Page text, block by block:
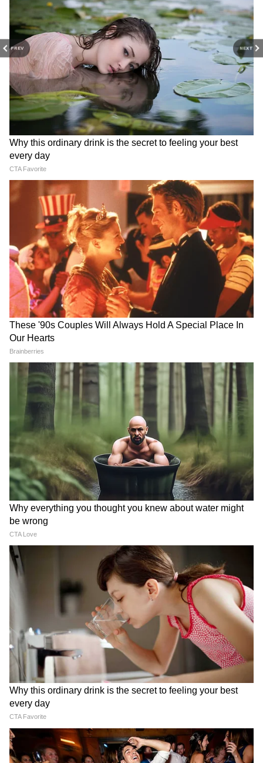
PREV NEXT
- दूतावास ने X पर एक पोस्ट में कहा, “दूतावास श्री
निशांत उइरथानाथन के मामले में स्थानीय ओमानी
अधिकारियों, बंदरगाह अधिकारियों और शिपिंग कंपनी के
साथ लगातार संपर्क में है, जिनकी दुर्भाग्य से मेडिकल
कारणों से एमटी सेलेस्टियल जहाज पर मृत्यु हो गई।
जहाज के जल्द ही दुक्म बंदरगाह पर पहुंचने की उम्मीद
है। शव को जहाज से जल्द से जल्द लाने के लिए जरूरी
इंतजाम कर लिए गए हैं। मिशन परिवार के संपर्क में है
और शव को जल्द से जल्द भारत वापस भेजने के लिए
सभी औपचारिकताओं में मदद कर रहा है।”
आवाज — गांव-कस्बों से लेकर पटना तक की ताज़ा रिपोर्ट,
कहानी और अपडेट के साथ, सिर्फ Asianet News
Hindi पर।
RECOMMENDED STORIES
Weather Update 9 August
2026: रांची से पटना तक बदला
मौसम, रविवार को झारखंड-बिहार के
इन इलाकों में बारिश का अलर्ट
Weather Forecast 9 August
2026: दिल्ली-NCR समेत 7 राज्यों
में बदलेगा मौसम, बारिश-आंधी और
बिजली गिरने का अलर्ट
पीएम मोदी और अमेरिकी उपराष्ट्रपति
जेडी वेंस की फोन पर लंबी बात, किन
मुद्दों पर हुई चर्चा?
Delimitation पर तमिलनाडु में
बवाल! CM विजय की मीटिंग में 21
सांसद जुटे, लेकिन DMK-AIADMK
ने क्यों किया बॉयकॉट?
LATEST VIDEOS
Modi in IIT Delhi: '1 लाख करोड़..अंग्रेजी में
बोलूं', देश के युवाओं को Modi ने दिया बहुत बड़ा
टास्क
देर रात Rishabh Pant की इस शिकायत पर
CM Pushkar Dhami की पहली प्रतिक्रिया